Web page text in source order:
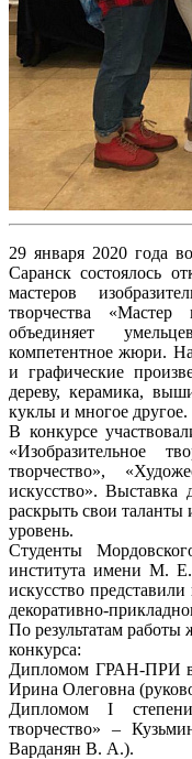
29 января 2020 года
Саранск состоялось
мастеров
творчества
объединяет
компетентное жюри.
и графические
дереву, керамика,
куклы и многое другое.
В конкурсе
«Изобразительное
творчество»,
искусство». Выставка
раскрыть свои
уровень.
Студенты
института имени М. Е.
искусство
декоративно-
По результатам
конкурса:
Дипломом ГРАН-ПРИ
Ирина Олеговна
Дипломом I
творчество» –
Варданян В. А.).